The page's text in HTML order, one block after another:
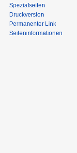
Spezialseiten
Druckversion
Permanenter Link
Seiten­informationen